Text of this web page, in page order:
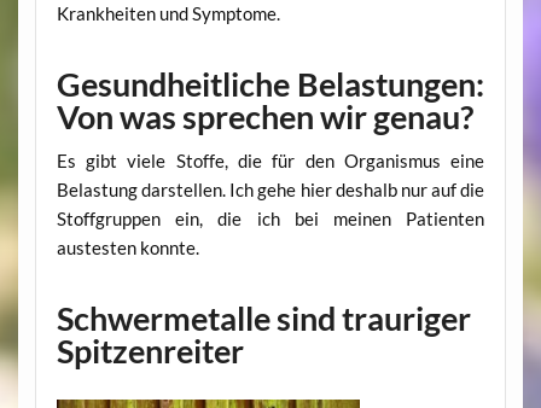
Krankheiten und Symptome.
Gesundheitliche Belastungen:
Von was sprechen wir genau?
Es gibt viele Stoffe, die für den Organismus eine
Belastung darstellen. Ich gehe hier deshalb nur auf die
Stoffgruppen ein, die ich bei meinen Patienten
austesten konnte.
Schwermetalle sind trauriger
Spitzenreiter